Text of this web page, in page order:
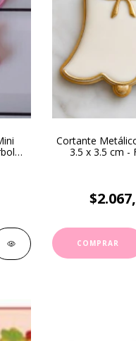
Cortante
3.5 x 3.5 cm -